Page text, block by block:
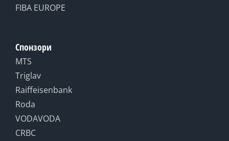
FIBA EUROPE
Спонзори
MTS
Triglav
Raiffeisenbank
Roda
VODAVODA
CRBC